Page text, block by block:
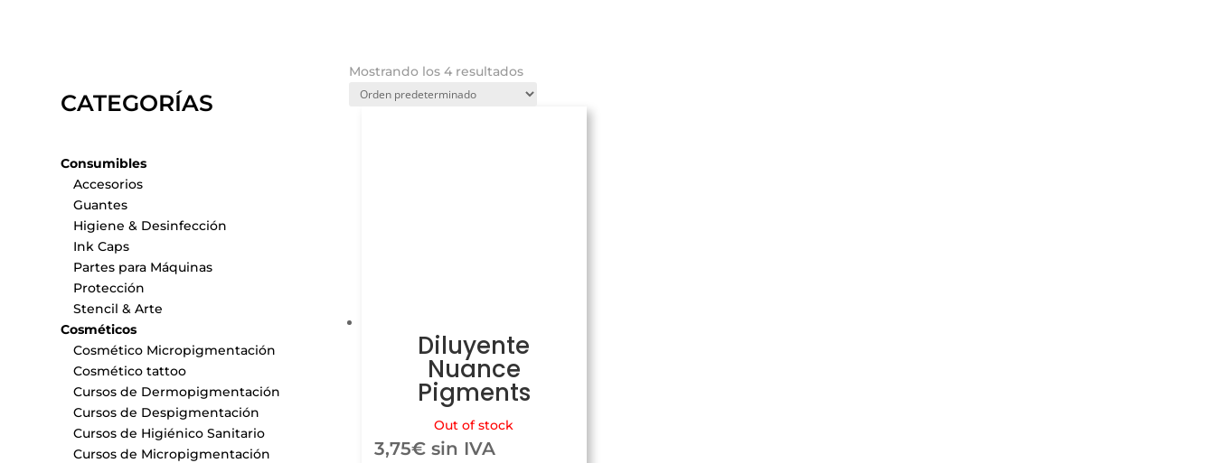
CATEGORÍAS
Consumibles
Accesorios
Guantes
Higiene & Desinfección
Ink Caps
Partes para Máquinas
Protección
Stencil & Arte
Cosméticos
Cosmético Micropigmentación
Cosmético tattoo
Cursos de Dermopigmentación
Cursos de Despigmentación
Cursos de Higiénico Sanitario
Cursos de Micropigmentación
Mostrando los 4 resultados
Diluyente
Nuance
Pigments
Out of stock
3,75€ sin IVA